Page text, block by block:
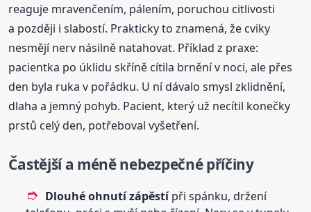
reaguje mravenčením, pálením, poruchou citlivosti
a později i slabostí. Prakticky to znamená, že cviky
nesmějí nerv násilně natahovat. Příklad z praxe:
pacientka po úklidu skříně cítila brnění v noci, ale přes
den byla ruka v pořádku. U ní dávalo smysl zklidnění,
dlaha a jemný pohyb. Pacient, který už necítil konečky
prstů celý den, potřeboval vyšetření.
Častější a méně nebezpečné příčiny
Dlouhé ohnutí zápěstípři spánku, držení